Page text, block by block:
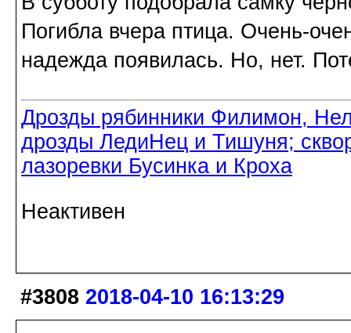
Погибла вчера птица. Очень-
надежда появилась. Но, нет.
Дрозды рябинники Филимон,
дрозды ЛедиНец и Тишуня;
лазоревки Бусинка и Кроха
Неактивен
#3808 2018-04-10 16:13:29